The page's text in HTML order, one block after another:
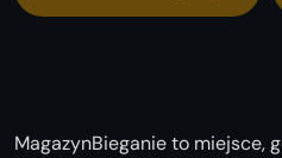
MagazynBieganie to miejsce,